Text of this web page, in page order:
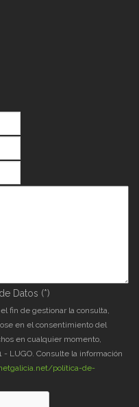
Datos (*)
Datos (*)
fin de gestionar la consulta,
en el consentimiento del
en cualquier momento,
- LUGO. Consulte la información
política-de-